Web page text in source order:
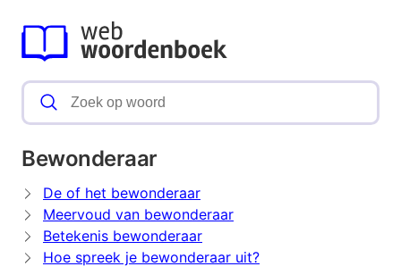
Bewonderaar
De of het bewonderaar
Meervoud van bewonderaar
Betekenis bewonderaar
Hoe spreek je bewonderaar uit?